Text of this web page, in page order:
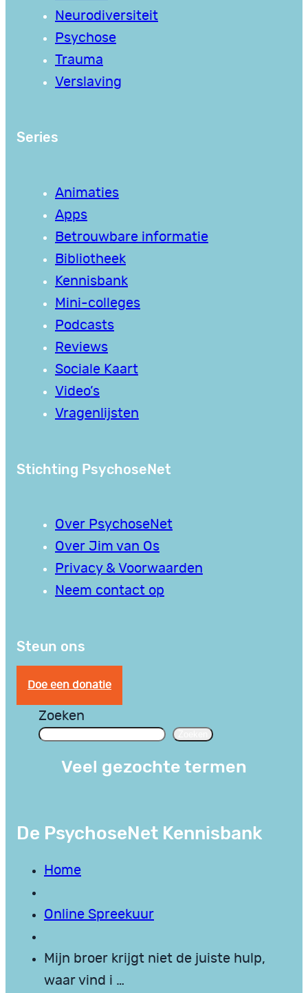
Neurodiversiteit
Psychose
Trauma
Verslaving
Series
Animaties
Apps
Betrouwbare informatie
Bibliotheek
Kennisbank
Mini-colleges
Podcasts
Reviews
Sociale Kaart
Video’s
Vragenlijsten
Stichting PsychoseNet
Over PsychoseNet
Over Jim van Os
Privacy & Voorwaarden
Neem contact op
Steun ons
Doe een donatie
Zoeken
Veel gezochte termen
De PsychoseNet Kennisbank
Home
Online Spreekuur
Mijn broer krijgt niet de juiste hulp,
waar vind i …